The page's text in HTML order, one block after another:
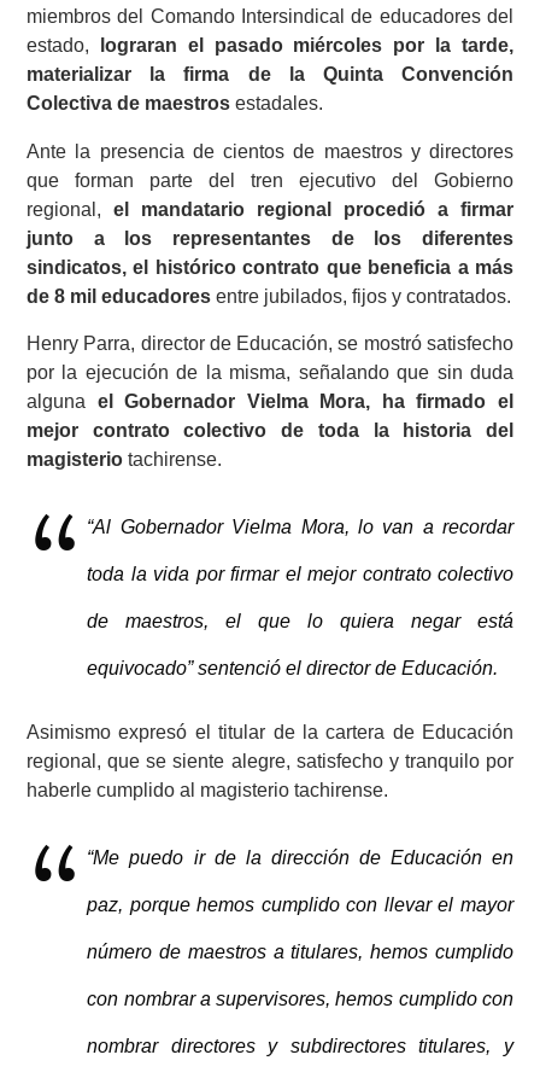
miembros del Comando Intersindical de educadores del
estado,
lograran el pasado miércoles por la tarde,
materializar la firma de la Quinta Convención
Colectiva de maestros estadales.
Ante la presencia de cientos de maestros y directores
que forman parte del tren ejecutivo del Gobierno
regional, el mandatario regional procedió a firmar
junto a los representantes de los diferentes
sindicatos, el histórico contrato que beneficia a más
de 8 mil educadores entre jubilados, fijos y contratados.
Henry Parra, director de Educación, se mostró satisfecho
por la ejecución de la misma, señalando que sin duda
alguna el Gobernador Vielma Mora, ha firmado el
mejor contrato colectivo de toda la historia del
magisterio tachirense.
“Al Gobernador Vielma Mora, lo van a recordar
toda la vida por firmar el mejor contrato colectivo
de maestros, el que lo quiera negar está
equivocado” sentenció el director de Educación.
Asimismo expresó el titular de la cartera de Educación
regional, que se siente alegre, satisfecho y tranquilo por
haberle cumplido al magisterio tachirense.
“Me puedo ir de la dirección de Educación en
paz, porque hemos cumplido con llevar el mayor
número de maestros a titulares, hemos cumplido
con nombrar a supervisores, hemos cumplido con
nombrar directores y subdirectores titulares, y